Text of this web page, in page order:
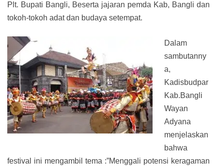
Plt. Bupati Bangli, Beserta jajaran pemda Kab, Bangli dan
tokoh-tokoh adat dan budaya setempat.
Dalam
sambutanny
a,
Kadisbudpar
Kab.Bangli
Wayan
Adyana
menjelaskan
bahwa
festival ini mengambil tema :”Menggali potensi keragaman